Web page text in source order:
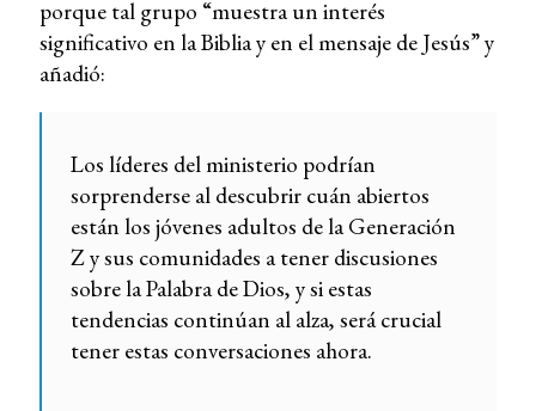
porque tal grupo “muestra un interés
significativo en la Biblia y en el mensaje de Jesús” y
añadió:
Los líderes del ministerio podrían
sorprenderse al descubrir cuán abiertos
están los jóvenes adultos de la Generación
Z y sus comunidades a tener discusiones
sobre la Palabra de Dios, y si estas
tendencias continúan al alza, será crucial
tener estas conversaciones ahora.